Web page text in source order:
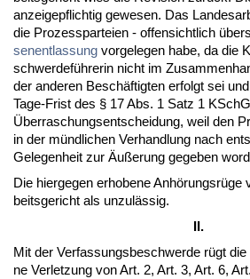
an­zei­ge­pflich­tig ge­we­sen. Das
die Pro­zess­par­tei­en - of­fen­sicht­lich
sen­ent­las­sung vor­ge­le­gen ha­be, da die
schwer­deführe­rin nicht im
der an­de­ren Beschäftig­ten er­folgt sei
Ta­ge-Frist des § 17 Abs. 1 Satz 1
Über­ra­schungs­ent­schei­dung, weil den
in der münd­li­chen Ver­hand­lung nach
Ge­le­gen­heit zur Äußerung ge­ge­ben
Die hier­ge­gen er­ho­be­ne
beits­ge­richt als un­zulässig.
II.
Mit der Ver­fas­sungs­be­schwer­de rügt
ne Ver­let­zung von Art. 2, Art. 3, Art. 6,